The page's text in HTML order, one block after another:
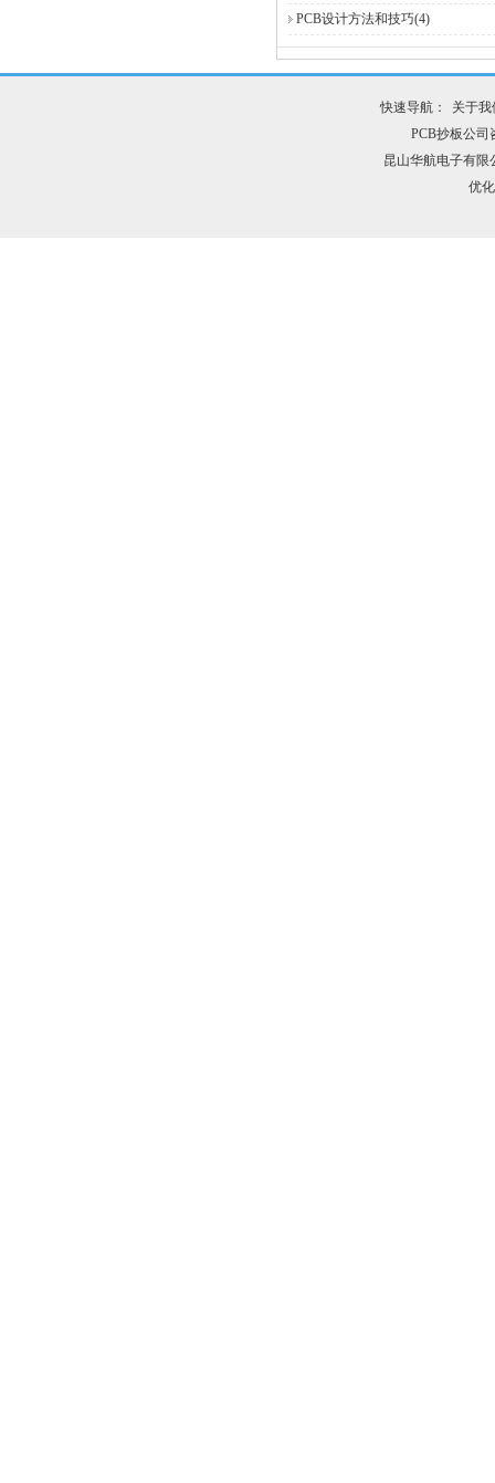
PCB设计方法和技巧(4)
快速导航：
关于我
PCB抄板公司
昆山华航电子有
优